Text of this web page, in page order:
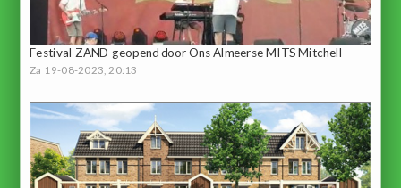
Festival ZAND geopend door Ons Almeerse MITS Mitchell
Za 19-08-2023, 20:13